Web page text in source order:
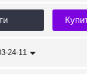
24-11